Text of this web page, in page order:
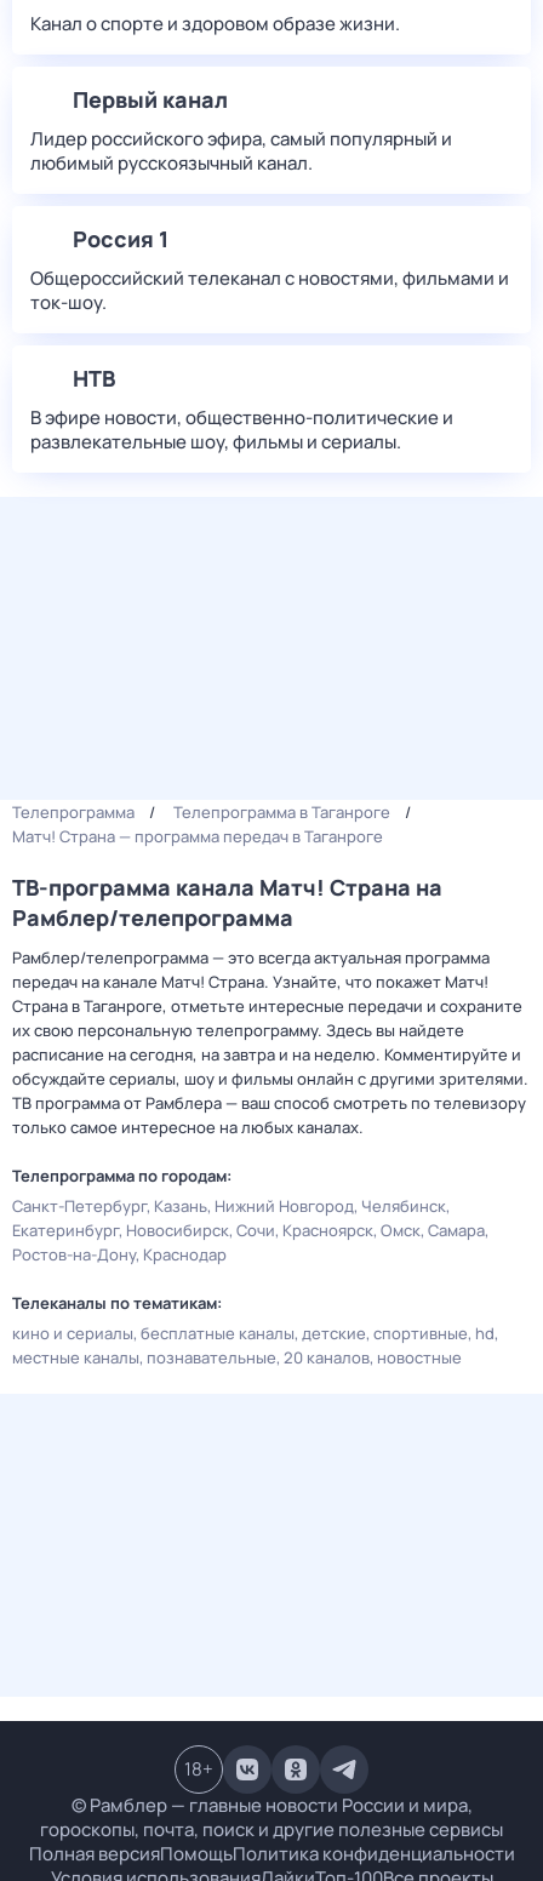
Канал о спорте и здоровом образе жизни.
Первый канал
Лидер российского эфира, самый популярный и
любимый русскоязычный канал.
Россия 1
Общероссийский телеканал с новостями, фильмами и
ток-шоу.
НТВ
В эфире новости, общественно-политические и
развлекательные шоу, фильмы и сериалы.
Телепрограмма
Телепрограмма в Таганроге
Матч! Страна — программа передач в Таганроге
ТВ-программа канала Матч! Страна на
Рамблер/телепрограмма
Рамблер/телепрограмма — это всегда актуальная программа
передач на канале Матч! Страна. Узнайте, что покажет Матч!
Страна в Таганроге, отметьте интересные передачи и сохраните
их свою персональную телепрограмму. Здесь вы найдете
расписание на сегодня, на завтра и на неделю. Комментируйте и
обсуждайте сериалы, шоу и фильмы онлайн с другими зрителями.
ТВ программа от Рамблера — ваш способ смотреть по телевизору
только самое интересное на любых каналах.
Телепрограмма по городам:
Санкт-Петербург Казань Нижний Новгород Челябинск
Екатеринбург Новосибирск Сочи Красноярск Омск Самара
Ростов-на-Дону Краснодар
Телеканалы по тематикам:
кино и сериалы бесплатные каналы детские спортивные hd
местные каналы познавательные 20 каналов новостные
© Рамблер — главные новости России и мира,
гороскопы, почта, поиск и другие полезные сервисы
Полная версияПомощьПолитика конфиденциальности
18+